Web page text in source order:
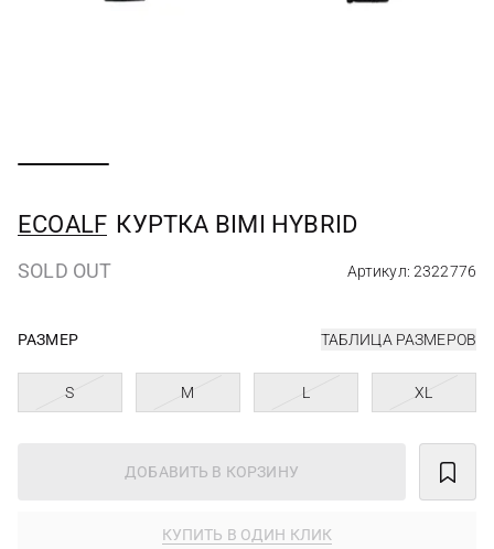
ECOALF КУРТКА BIMI HYBRID
SOLD OUT Артикул: 2322776
РАЗМЕР ТАБЛИЦА РАЗМЕРОВ
S M L XL
ДОБАВИТЬ В КОРЗИНУ
КУПИТЬ В ОДИН КЛИК